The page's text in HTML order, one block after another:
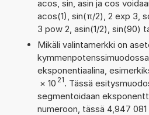
acos, sin, asin ja cos
acos(1), sin(π/2), 2 exp 3,
3 pow 2, asin(1/2), sin(90)
Mikäli valintamerkki on
eksponentiaalina,
× 10 21. Tässä
segmentoidaan
numeroon, tässä 4,947